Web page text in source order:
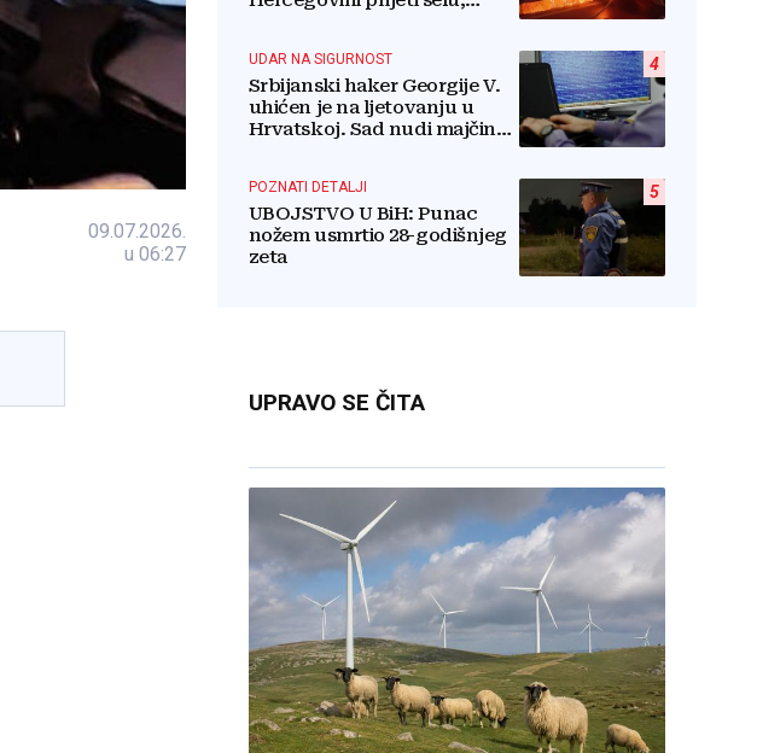
09.07.2026.
u 06:27
4
UDAR NA SIGURNOST
Srbijanski haker Georgije V.
uhićen je na ljetovanju u
Hrvatskoj. Sad nudi majčinu
5
POZNATI DETALJI
UBOJSTVO U BiH: Punac
nožem usmrtio 28-godišnjeg
zeta
UPRAVO SE ČITA